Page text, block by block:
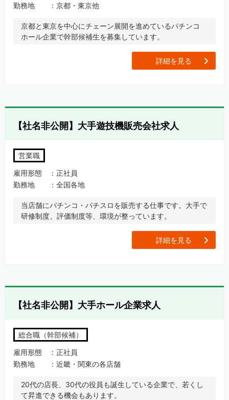
勤務地
京都・東京他
京都と東京を中心にチェーン展開を進めているパチンコ
ホール企業で幹部候補生を募集しています。
詳細を見る
【社名非公開】大手遊技機販売会社求人
営業職
雇用形態
正社員
勤務地
全国各地
当店舗にパチンコ・パチスロを販売する仕事です。大手で
研修制度、評価制度等、環境が整っています。
詳細を見る
【社名非公開】大手ホール企業求人
総合職（幹部候補）
雇用形態
正社員
勤務地
近畿・関東の各店舗
20代の店長、30代の役員も誕生している企業で、若くし
て昇進できる機会もあります。